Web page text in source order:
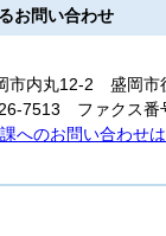
お問い合わせ
市内丸12-2 盛岡市
7513 ファクス番
へのお問い合わせ